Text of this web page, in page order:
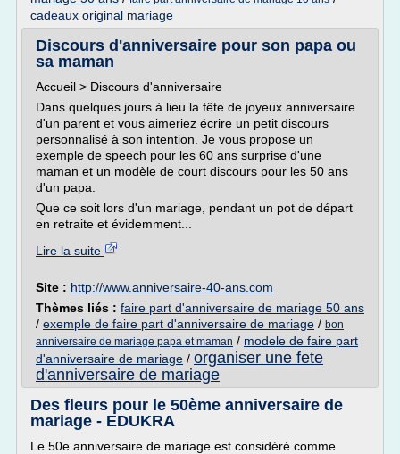
cadeaux original mariage
Discours d'anniversaire pour son papa ou
sa maman
Accueil > Discours d'anniversaire
Dans quelques jours à lieu la fête de joyeux anniversaire
d'un parent et vous aimeriez écrire un petit discours
personnalisé à son intention. Je vous propose un
exemple de speech pour les 60 ans surprise d'une
maman et un modèle de court discours pour les 50 ans
d'un papa.
Que ce soit lors d'un mariage, pendant un pot de départ
en retraite et évidemment...
Lire la suite
Site : http://www.anniversaire-40-ans.com
Thèmes liés : faire part d'anniversaire de mariage 50 ans
/ exemple de faire part d'anniversaire de mariage / bon
anniversaire de mariage papa et maman / modele de faire part
d'anniversaire de mariage / organiser une fete
d'anniversaire de mariage
Des fleurs pour le 50ème anniversaire de
mariage - EDUKRA
Le 50e anniversaire de mariage est considéré comme